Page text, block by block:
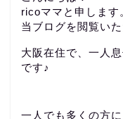
ricoママと申します
当ブログを閲覧い
大阪在住で、一人
です♪
一人でも多くの方